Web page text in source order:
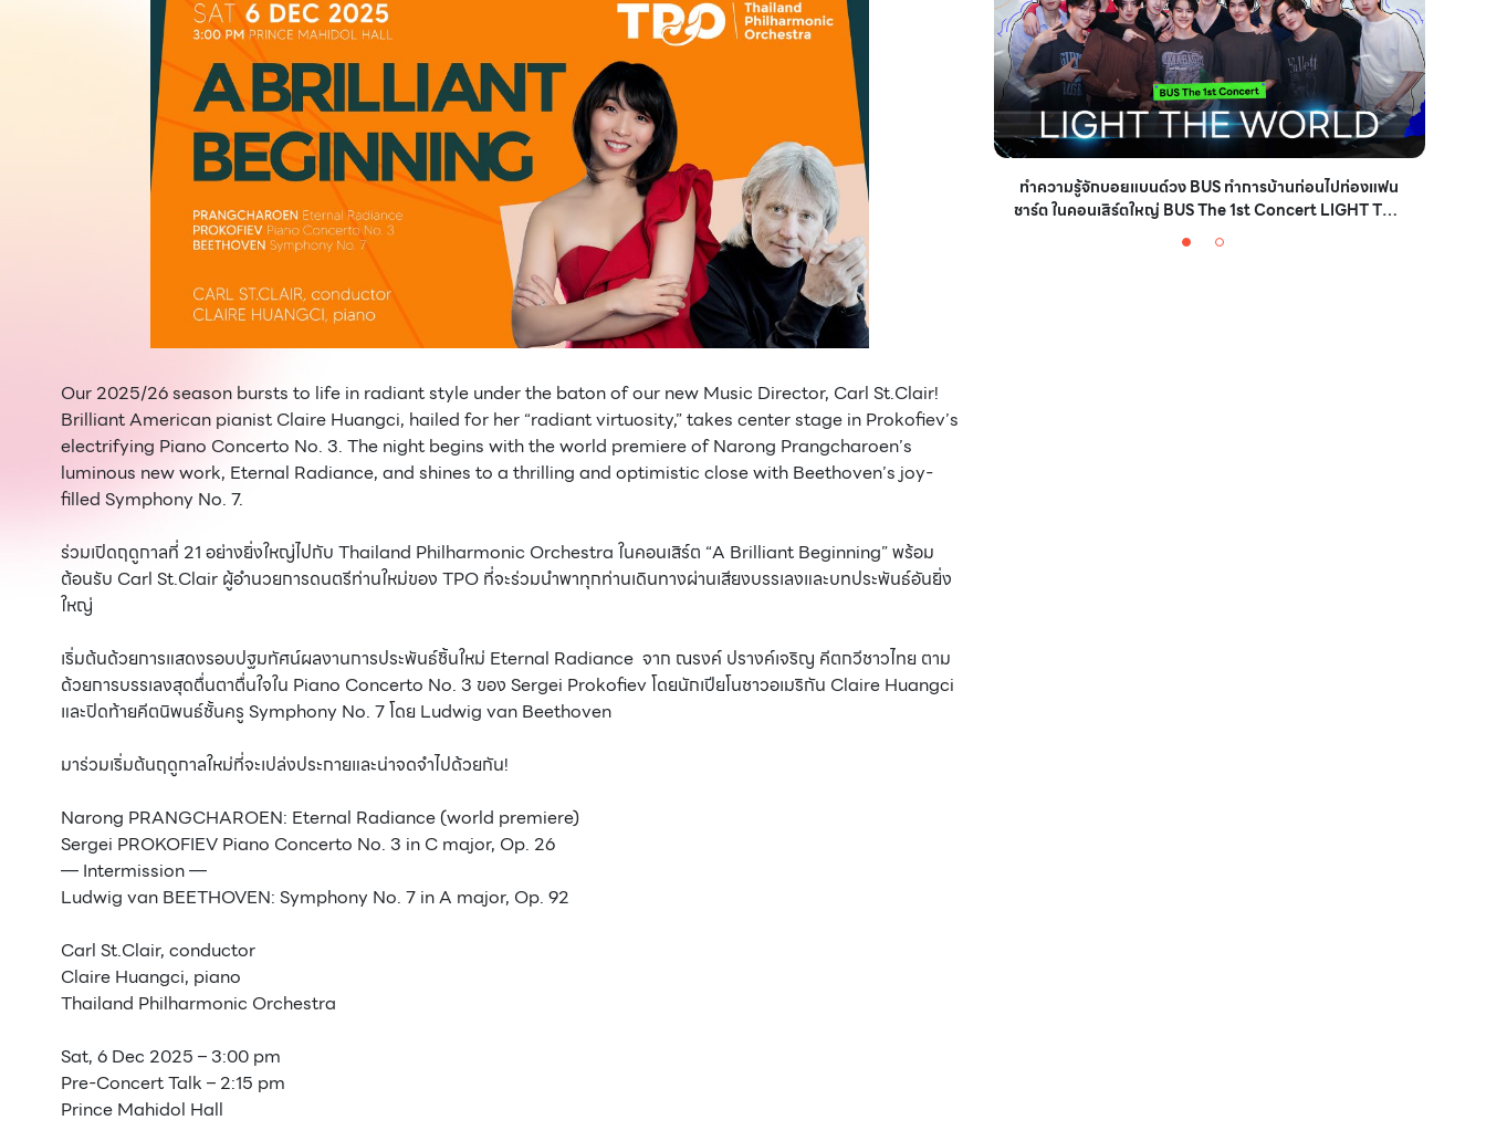
Our 2025/26 season bursts to life in radiant style under the baton of our new Music Director, Carl St.Clair!
Brilliant American pianist Claire Huangci, hailed for her “radiant virtuosity,” takes center stage in Prokofiev’s
electrifying Piano Concerto No. 3. The night begins with the world premiere of Narong Prangcharoen’s
luminous new work, Eternal Radiance, and shines to a thrilling and optimistic close with Beethoven’s joy-
filled Symphony No. 7.
ร่วมเปิดฤดูกาลที่ 21 อย่างยิ่งใหญ่ไปกับ Thailand Philharmonic Orchestra ในคอนเสิร์ต “A Brilliant Beginning” พร้อม
ต้อนรับ Carl St.Clair ผู้อำนวยการดนตรีท่านใหม่ของ TPO ที่จะร่วมนำพาทุกท่านเดินทางผ่านเสียงบรรเลงและบทประพันธ์อันยิ่ง
ใหญ่
เริ่มต้นด้วยการแสดงรอบปฐมทัศน์ผลงานการประพันธ์ชิ้นใหม่ Eternal Radiance จาก ณรงค์ ปรางค์เจริญ คีตกวีชาวไทย ตาม
ด้วยการบรรเลงสุดตื่นตาตื่นใจใน Piano Concerto No. 3 ของ Sergei Prokofiev โดยนักเปียโนชาวอเมริกัน Claire Huangci
และปิดท้ายคีตนิพนธ์ชั้นครู Symphony No. 7 โดย Ludwig van Beethoven
มาร่วมเริ่มต้นฤดูกาลใหม่ที่จะเปล่งประกายและน่าจดจำไปด้วยกัน!
Narong PRANGCHAROEN: Eternal Radiance (world premiere)
Sergei PROKOFIEV Piano Concerto No. 3 in C major, Op. 26
— Intermission —
Ludwig van BEETHOVEN: Symphony No. 7 in A major, Op. 92
Carl St.Clair, conductor
Claire Huangci, piano
Thailand Philharmonic Orchestra
Sat, 6 Dec 2025 – 3:00 pm
Pre-Concert Talk – 2:15 pm
Prince Mahidol Hall
ซื้อบัตรโค้งสุดท้ายก่อนไปฟังเพลงระดับตำนานกับงาน
Sillyfools Camp จังหวัดอุบลราชธานี
ทำความรู้จักบอยแบนด์วง BUS ทำการบ้านก่อนไปท่องแฟน
ชาร์ต ในคอนเสิร์ตใหญ่ BUS The 1st Concert LIGHT THE
WORLD